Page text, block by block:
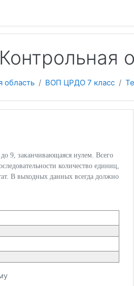
область ВОП ЦРДО 7 класс
9, заканчивающаяся нулем. Всего
количество единиц,
В выходных данных всегда должно